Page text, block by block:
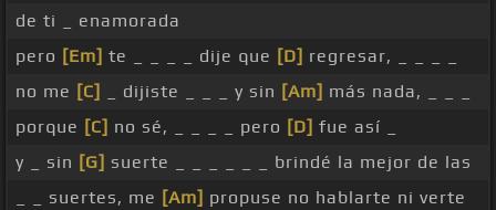
de ti _ enamorada
pero [Em] te _ _ _ _ dije que [D] regresar, _ _ _ _
no me [C] _ dijiste _ _ _ y sin [Am] más nada, _ _ _
porque [C] no sé, _ _ _ _ pero [D] fue así _
y _ sin [G] suerte _ _ _ _ _ _ brindé la mejor de las
_ _ suertes, me [Am] propuse no hablarte ni verte